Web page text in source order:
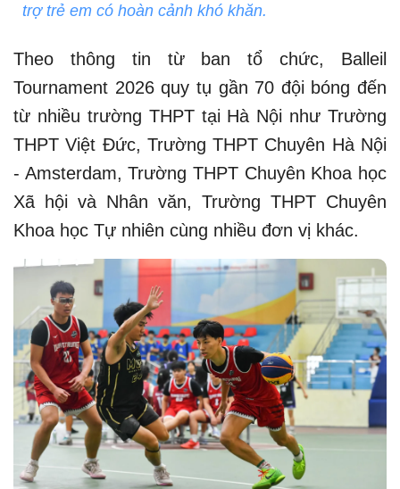
trợ trẻ em có hoàn cảnh khó khăn.
Theo thông tin từ ban tổ chức, Balleil
Tournament 2026 quy tụ gần 70 đội bóng đến
từ nhiều trường THPT tại Hà Nội như Trường
THPT Việt Đức, Trường THPT Chuyên Hà Nội
- Amsterdam, Trường THPT Chuyên Khoa học
Xã hội và Nhân văn, Trường THPT Chuyên
Khoa học Tự nhiên cùng nhiều đơn vị khác.